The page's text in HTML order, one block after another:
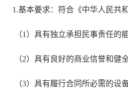
1.基本要求：符合《中华人民共
（1）具有独立承担民事责任的
（2）具有良好的商业信誉和健
（3）具有履行合同所必需的设